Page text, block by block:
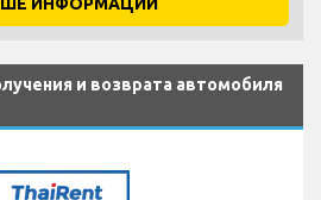
и возврата автомобиля